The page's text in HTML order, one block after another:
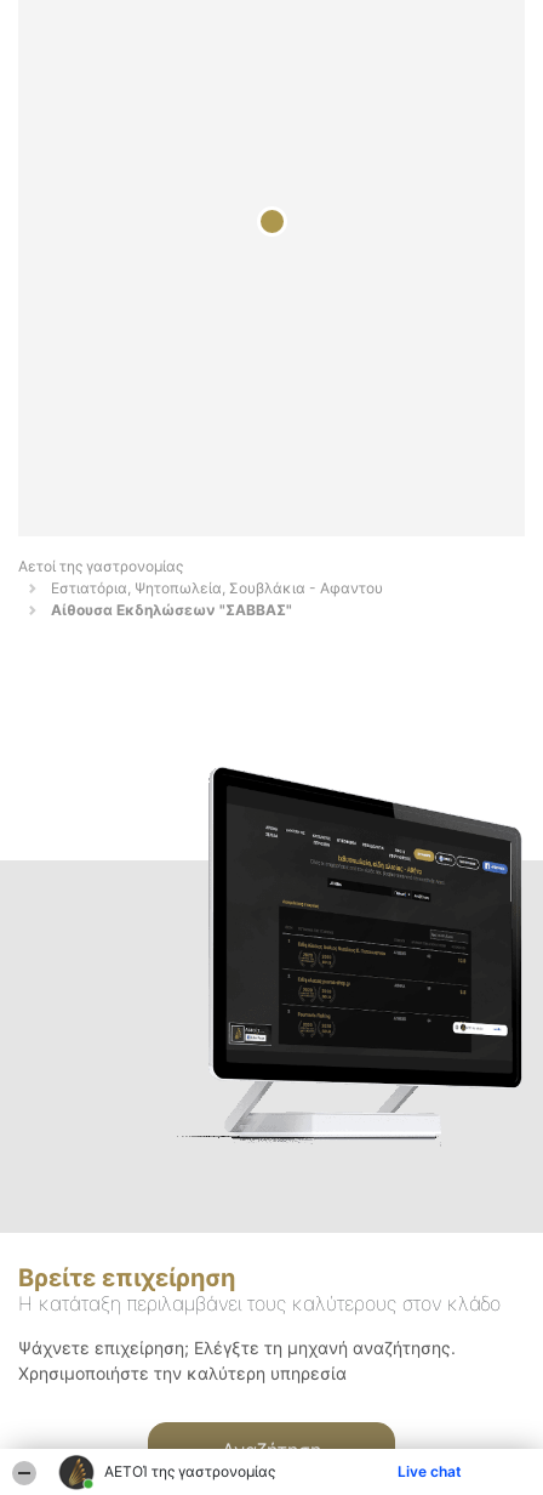
ΑΕΤΟΊ της γαστρονομίας Live chat
Αετοί της γαστρονομίας
Εστιατόρια, Ψητοπωλεία, Σουβλάκια - Αφαντου
Aίθουσα Εκδηλώσεων "ΣΑΒΒΑΣ"
Βρείτε επιχείρηση
Η κατάταξη περιλαμβάνει τους καλύτερους στον κλάδο
Ψάχνετε επιχείρηση; Ελέγξτε τη μηχανή αναζήτησης.
Χρησιμοποιήστε την καλύτερη υπηρεσία
Αναζήτηση